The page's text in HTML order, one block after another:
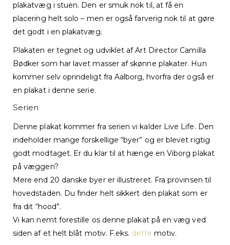
plakatvæg i stuen. Den er smuk nok til, at få en
placering helt solo – men er også farverig nok til at gøre
det godt i en plakatvæg.
Plakaten er tegnet og udviklet af Art Director Camilla
Bødker som har lavet masser af skønne plakater. Hun
kommer selv oprindeligt fra Aalborg, hvorfra der også er
en plakat i denne serie.
Serien
Denne plakat kommer fra serien vi kalder Live Life. Den
indeholder mange forskellige “byer” og er blevet rigtig
godt modtaget. Er du klar til at hænge en Viborg plakat
på væggen?
Mere end 20 danske byer er illustreret. Fra provinsen til
hovedstaden. Du finder helt sikkert den plakat som er
fra dit “hood”.
Vi kan nemt forestille os denne plakat på en væg ved
siden af et helt blåt motiv. F.eks. dette motiv.